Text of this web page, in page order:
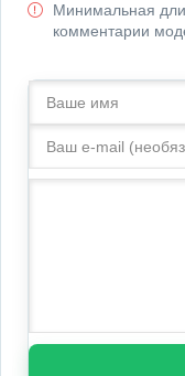
Минимальная
комментарии